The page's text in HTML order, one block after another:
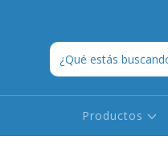
Productos